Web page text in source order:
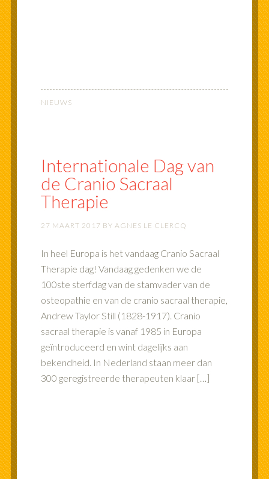
NIEUWS
Internationale Dag van
de Cranio Sacraal
Therapie
27 MAART 2017 BY AGNES LE CLERCQ
In heel Europa is het vandaag Cranio Sacraal
Therapie dag! Vandaag gedenken we de
100ste sterfdag van de stamvader van de
osteopathie en van de cranio sacraal therapie,
Andrew Taylor Still (1828-1917). Cranio
sacraal therapie is vanaf 1985 in Europa
geïntroduceerd en wint dagelijks aan
bekendheid. In Nederland staan meer dan
300 geregistreerde therapeuten klaar […]